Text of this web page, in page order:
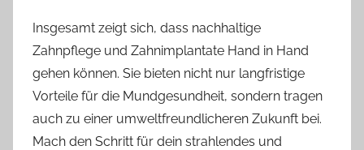
Insgesamt zeigt sich, dass nachhaltige
Zahnpflege und Zahnimplantate Hand in Hand
gehen können. Sie bieten nicht nur langfristige
Vorteile für die Mundgesundheit, sondern tragen
auch zu einer umweltfreundlicheren Zukunft bei.
Mach den Schritt für dein strahlendes und